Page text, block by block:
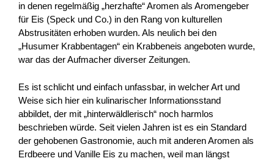
in denen regelmäßig „herzhafte“ Aromen als Aromengeber
für Eis (Speck und Co.) in den Rang von kulturellen
Abstrusitäten erhoben wurden. Als neulich bei den
„Husumer Krabbentagen“ ein Krabbeneis angeboten wurde,
war das der Aufmacher diverser Zeitungen.
Es ist schlicht und einfach unfassbar, in welcher Art und
Weise sich hier ein kulinarischer Informationsstand
abbildet, der mit „hinterwäldlerisch“ noch harmlos
beschrieben würde. Seit vielen Jahren ist es ein Standard
der gehobenen Gastronomie, auch mit anderen Aromen als
Erdbeere und Vanille Eis zu machen, weil man längst